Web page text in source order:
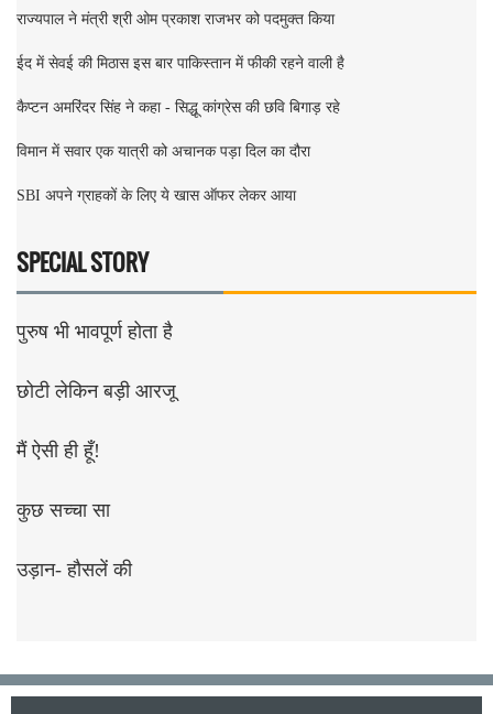
राज्यपाल ने मंत्री श्री ओम प्रकाश राजभर को पदमुक्त किया
ईद में सेवई की मिठास इस बार पाकिस्तान में फीकी रहने वाली है
कैप्टन अमरिंदर सिंह ने कहा - सिद्धू कांग्रेस की छवि बिगाड़ रहे
विमान में सवार एक यात्री को अचानक पड़ा दिल का दौरा
SBI अपने ग्राहकों के लिए ये खास ऑफर लेकर आया
SPECIAL STORY
पुरुष भी भावपूर्ण होता है
छोटी लेकिन बड़ी आरजू
मैं ऐसी ही हूँ!
कुछ सच्चा सा
उड़ान- हौसलें की